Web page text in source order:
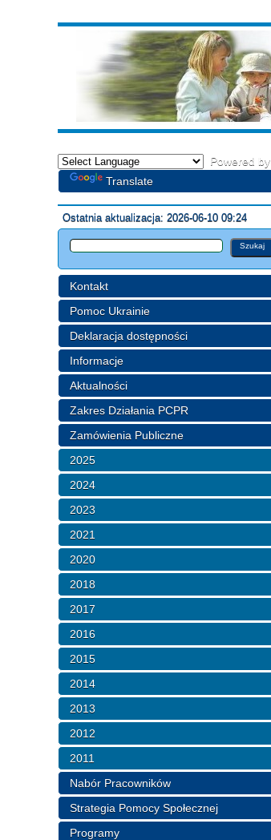
Powered by
Translate
Ostatnia aktualizacja: 2026-06-10 09:24
Kontakt
Pomoc Ukrainie
Deklaracja dostępności
Informacje
Aktualności
Zakres Działania PCPR
Zamówienia Publiczne
2025
2024
2023
2021
2020
2018
2017
2016
2015
2014
2013
2012
2011
Nabór Pracowników
Strategia Pomocy Społecznej
Programy